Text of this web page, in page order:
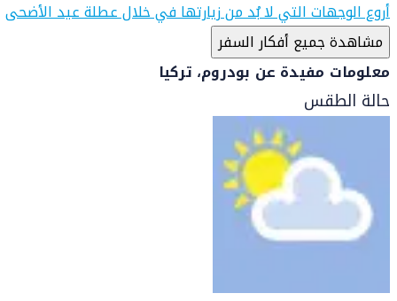
أروع الوجهات التي لا بُد من زيارتها في خلال عطلة عيد الأضحى
مشاهدة جميع أفكار السفر
معلومات مفيدة عن بودروم، تركيا
حالة الطقس